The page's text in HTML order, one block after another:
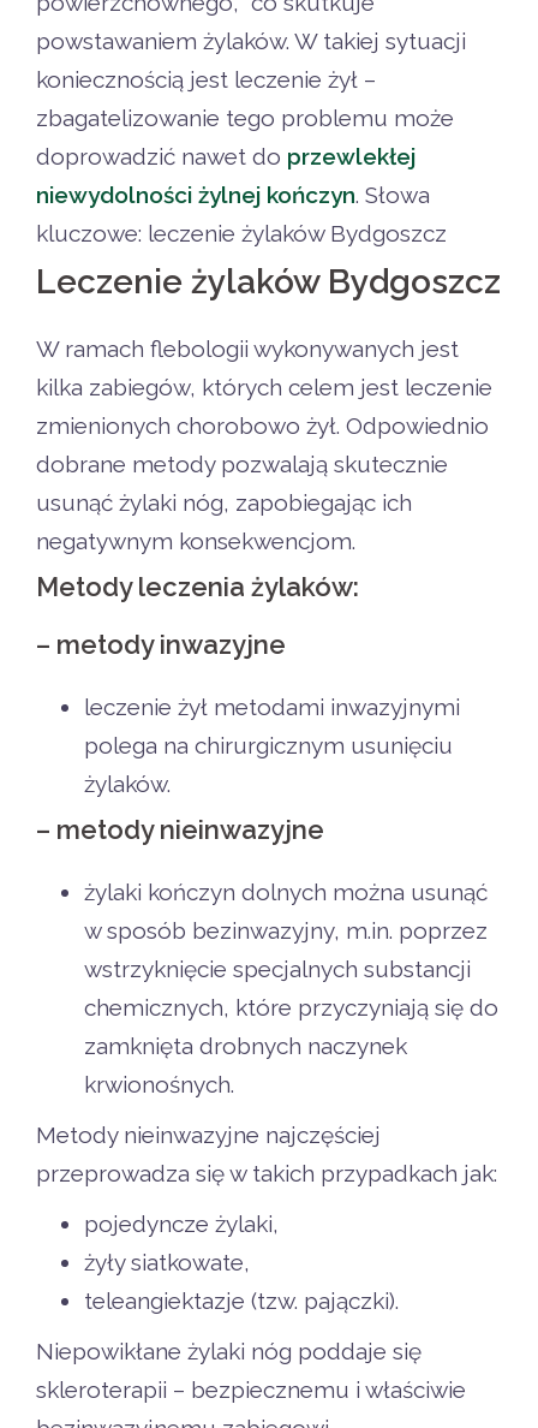
powstawaniem żylaków. W takiej sytuacji
koniecznością jest leczenie żył –
zbagatelizowanie tego problemu może
doprowadzić nawet do przewlekłej
niewydolności żylnej kończyn. Słowa
kluczowe: leczenie żylaków Bydgoszcz
Leczenie żylaków Bydgoszcz
W ramach flebologii wykonywanych jest
kilka zabiegów, których celem jest leczenie
zmienionych chorobowo żył. Odpowiednio
dobrane metody pozwalają skutecznie
usunąć żylaki nóg, zapobiegając ich
negatywnym konsekwencjom.
Metody leczenia żylaków:
– metody inwazyjne
leczenie żył metodami inwazyjnymi
polega na chirurgicznym usunięciu
żylaków.
– metody nieinwazyjne
żylaki kończyn dolnych można usunąć
w sposób bezinwazyjny, m.in. poprzez
wstrzyknięcie specjalnych substancji
chemicznych, które przyczyniają się do
zamknięta drobnych naczynek
krwionośnych.
Metody nieinwazyjne najczęściej
przeprowadza się w takich przypadkach jak:
pojedyncze żylaki,
żyły siatkowate,
teleangiektazje (tzw. pajączki).
Niepowikłane żylaki nóg poddaje się
skleroterapii – bezpiecznemu i właściwie